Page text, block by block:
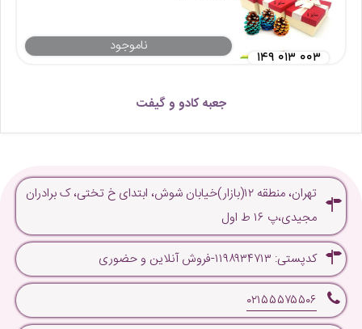
ناموجود
۱۴۹ ۰۱۳ ۰۰۳
جعبه کادو و گیفت
تهران، منطقه ۱۲(بازار)خیابان شوش، ابتدای خ تختی، ک برادران
مجیدی،پ ۱۶ ط اول
کدپستی: ۱۱۹۸۹۳۴۷۱۳-فروش آنلاین و حضوری
۰۲۱۵۵۵۷۵۵۰۶